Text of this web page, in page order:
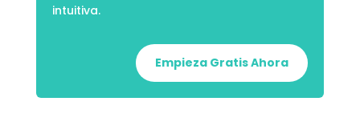
intuitiva.
Empieza Gratis Ahora